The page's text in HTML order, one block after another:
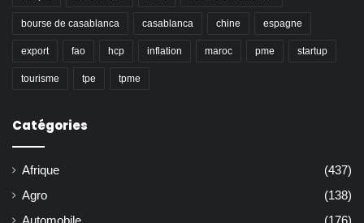
bourse de casablanca casablanca chine espagne
export fao hcp inflation maroc pme startup
tourisme tpe tpme
Catégories
Afrique
(437)
Agro
(138)
Automobile
(176)